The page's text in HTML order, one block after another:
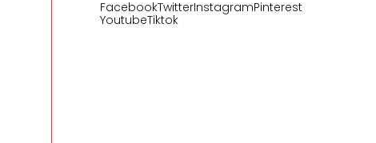
FacebookTwitterInstagramPinterest
YoutubeTiktok